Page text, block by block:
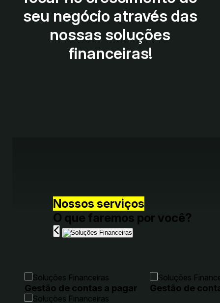
seu negócio através das
nossas soluções
financeiras!
Nossos serviços
O que faremos por você?
Gestão de contas a pagar
Gestão de